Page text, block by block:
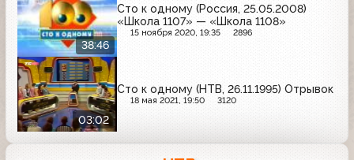
38:46
Сто к одному (Россия, 25.05.2008)
«Школа 1107» — «Школа 1108»
15 ноября 2020, 19:35 2896
03:02
Сто к одному (НТВ, 26.11.1995) Отрывок
18 мая 2021, 19:50 3120